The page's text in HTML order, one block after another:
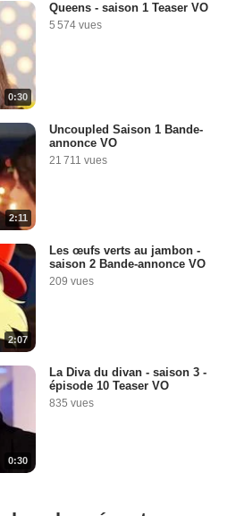
0:30
Queens - saison 1 Teaser VO
5 574 vues
2:11
Uncoupled Saison 1 Bande-
annonce VO
21 711 vues
2:07
Les œufs verts au jambon -
saison 2 Bande-annonce VO
209 vues
0:30
La Diva du divan - saison 3 -
épisode 10 Teaser VO
835 vues